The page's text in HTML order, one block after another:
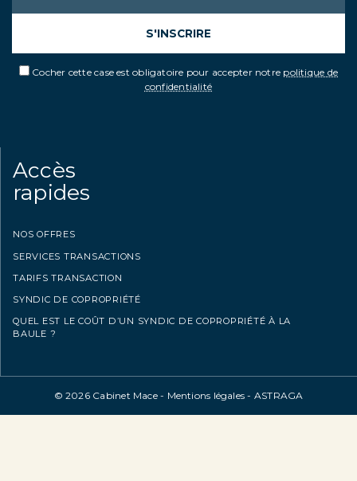
S'INSCRIRE
Cocher cette case est obligatoire pour accepter notre politique de
confidentialité
Accès
rapides
NOS OFFRES
SERVICES TRANSACTIONS
TARIFS TRANSACTION
SYNDIC DE COPROPRIÉTÉ
QUEL EST LE COÛT D’UN SYNDIC DE COPROPRIÉTÉ À LA
BAULE ?
© 2026 Cabinet Mace - Mentions légales - ASTRAGA